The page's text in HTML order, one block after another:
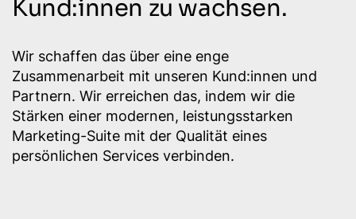
Kund:innen zu wachsen.
Wir schaffen das über eine enge
Zusammenarbeit mit unseren Kund:innen und
Partnern. Wir erreichen das, indem wir die
Stärken einer modernen, leistungsstarken
Marketing-Suite mit der Qualität eines
persönlichen Services verbinden.